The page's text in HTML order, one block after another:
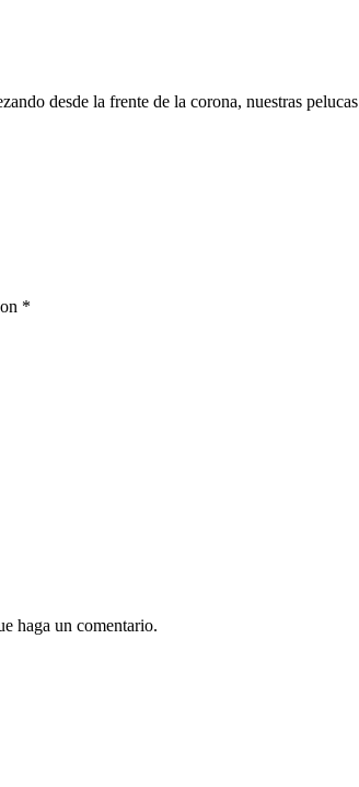
desde la frente de la corona, nuestras
*
haga un comentario.